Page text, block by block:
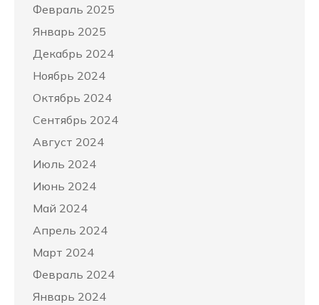
Февраль 2025
Январь 2025
Декабрь 2024
Ноябрь 2024
Октябрь 2024
Сентябрь 2024
Август 2024
Июль 2024
Июнь 2024
Май 2024
Апрель 2024
Март 2024
Февраль 2024
Январь 2024